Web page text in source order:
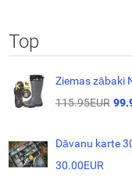
Top
Ziemas zābaki
115.95EUR
Dāvanu karte
30.00EUR